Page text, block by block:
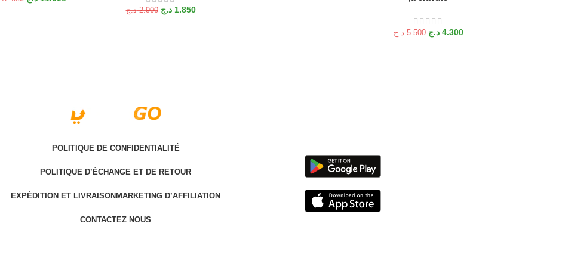
2.900 د.ج 1.850 د.ج
5.500 د.ج 4.300 د.ج
POLITIQUE DE CONFIDENTIALITÉ
POLITIQUE D’ÉCHANGE ET DE RETOUR
EXPÉDITION ET LIVRAISON MARKETING D’AFFILIATION
CONTACTEZ NOUS